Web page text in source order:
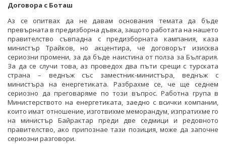
Договора с Боташ
Аз се опитвах да не давам основания темата да бъде
превърната в предизборна дъвка, защото работата на нашето
правителство съвпадна с предизборната кампания, каза
министър Трайков, но акцентира, че договорът изисква
сериозни промени, за да бъде наистина от полза за България.
За да се случи това, аз проведох два пъти срещи с турската
страна – веднъж със заместник-министъра, веднъж с
министъра на енергетиката. Разбрахме се, че ще седнем
сериозно да преговаряме по този въпрос. Работна група в
Министерството на енергетиката, заедно с всички компании,
които имат отношение, изготвихме меморандум, изпратихме го
на министър Байрактар преди две седмици и редовното
правителство, ако припознае тази позиция, може да започне
сериозни разговори.